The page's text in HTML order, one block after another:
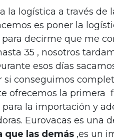
la logística a través de
es poner la
decirme que me
35 , nosotros
esos días
si conseguimos
ofrecemos la primera
la importación y
Eurovacas es una
que las demás ,es un